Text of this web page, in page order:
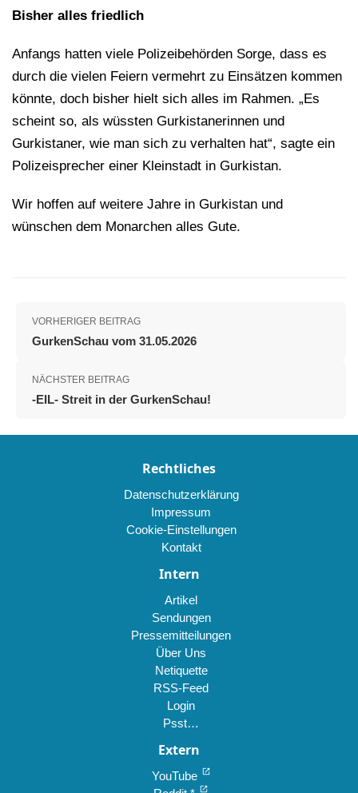
Bisher alles friedlich
Anfangs hatten viele Polizeibehörden Sorge, dass es
durch die vielen Feiern vermehrt zu Einsätzen kommen
könnte, doch bisher hielt sich alles im Rahmen. „Es
scheint so, als wüssten Gurkistanerinnen und
Gurkistaner, wie man sich zu verhalten hat“, sagte ein
Polizeisprecher einer Kleinstadt in Gurkistan.
Wir hoffen auf weitere Jahre in Gurkistan und
wünschen dem Monarchen alles Gute.
VORHERIGER BEITRAG
GurkenSchau vom 31.05.2026
NÄCHSTER BEITRAG
-EIL- Streit in der GurkenSchau!
Rechtliches
Datenschutzerklärung
Impressum
Cookie-Einstellungen
Kontakt
Intern
Artikel
Sendungen
Pressemitteilungen
Über Uns
Netiquette
RSS-Feed
Login
Psst…
Extern
YouTube open_in_new
open_in_new